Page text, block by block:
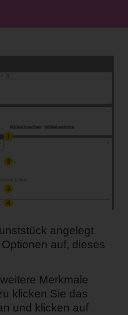
angelegt
auf, dieses
Merkmale
klicken Sie das
und klicken auf